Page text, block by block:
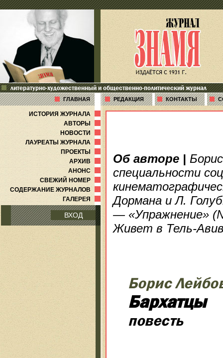
литературно-художественный и общественно-политический журнал
ГЛАВНАЯ РЕДАКЦИЯ КОНТАКТЫ
ИСТОРИЯ ЖУРНАЛА
АВТОРЫ
НОВОСТИ
ЛАУРЕАТЫ ЖУРНАЛА
ПРОЕКТЫ
АРХИВ
АНОНС
СВЕЖИЙ НОМЕР
СОДЕРЖАНИЕ ЖУРНАЛОВ
ГАЛЕРЕЯ
ВХОД
Об авторе |
специальности
Дормана и Л.
— «Упражнение»
Живет в Тель-
Борис
Бархатцы
повесть